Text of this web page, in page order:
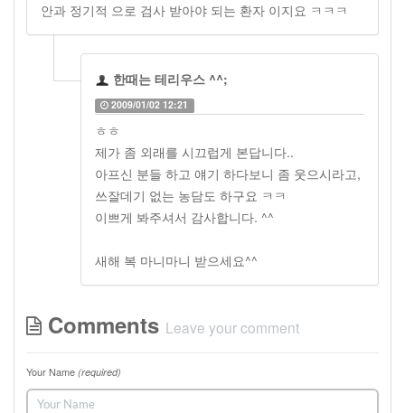
안과 정기적 으로 검사 받아야 되는 환자 이지요 ㅋㅋㅋ
한때는 테리우스 ^^;
2009/01/02 12:21
ㅎㅎ
제가 좀 외래를 시끄럽게 본답니다..
아프신 분들 하고 얘기 하다보니 좀 웃으시라고,
쓰잘데기 없는 농담도 하구요 ㅋㅋ
이쁘게 봐주셔서 감사합니다. ^^
새해 복 마니마니 받으세요^^
Comments Leave your comment
Your Name (required)